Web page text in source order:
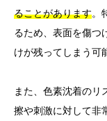
ることがあります。
るため、表面を傷つ
けが残ってしまう可
また、色素沈着のリ
擦や刺激に対して非